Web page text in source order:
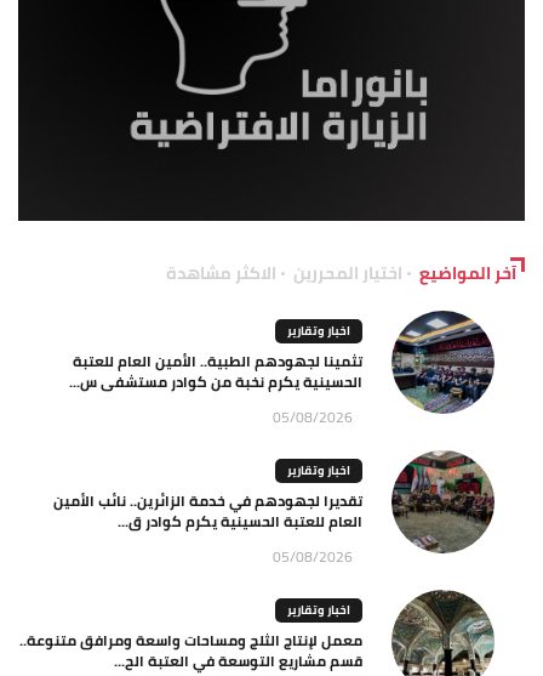
آخر المواضيع اختيار المحررين الاكثر مشاهدة
اخبار وتقارير
تثمينا لجهودهم الطبية.. الأمين العام للعتبة
الحسينية يكرم نخبة من كوادر مستشفى س...
05/08/2026
اخبار وتقارير
تقديرا لجهودهم في خدمة الزائرين.. نائب الأمين
العام للعتبة الحسينية يكرم كوادر ق...
05/08/2026
اخبار وتقارير
معمل لإنتاج الثلج ومساحات واسعة ومرافق متنوعة..
قسم مشاريع التوسعة في العتبة الح...